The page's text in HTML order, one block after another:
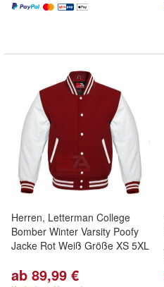
Herren, Letterman College
Bomber Winter Varsity Poofy
Jacke Rot Weiß Größe XS 5XL
ab 89,99 €